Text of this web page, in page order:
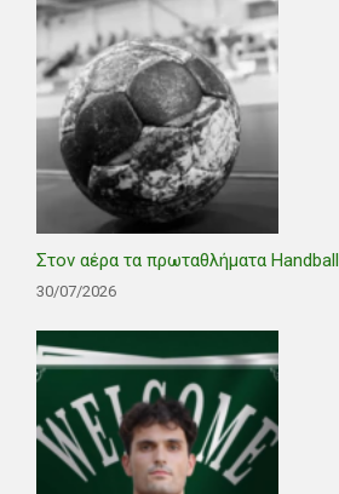
Στον αέρα τα πρωταθλήματα Handball
30/07/2026